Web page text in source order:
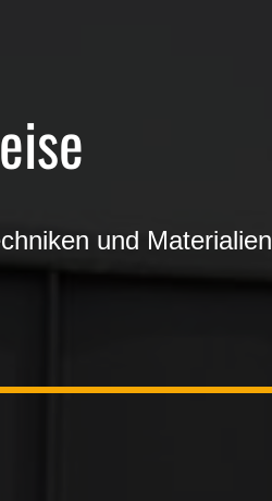
und Materialien